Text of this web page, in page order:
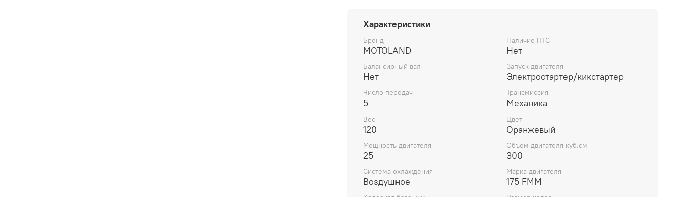
Характеристики
Бренд
MOTOLAND
Наличие ПТС
Нет
Балансирный вал
Нет
Запуск двигателя
Электростартер/кикстартер
Число передач
5
Трансмиссия
Механика
Вес
120
Цвет
Оранжевый
Мощность двигателя
25
Объем двигателя куб.см
300
Система охлаждения
Воздушное
Марка двигателя
175 FMM